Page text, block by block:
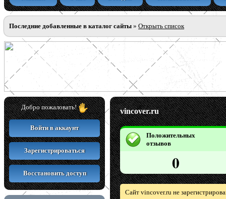
Последние добавленные в каталог сайты » Открыть список
Добро пожаловать!
Войти в аккаунт
Зарегистрироваться
Восстановить доступ
vincover.ru
Положительных
отзывов
0
Сайт vincover.ru не